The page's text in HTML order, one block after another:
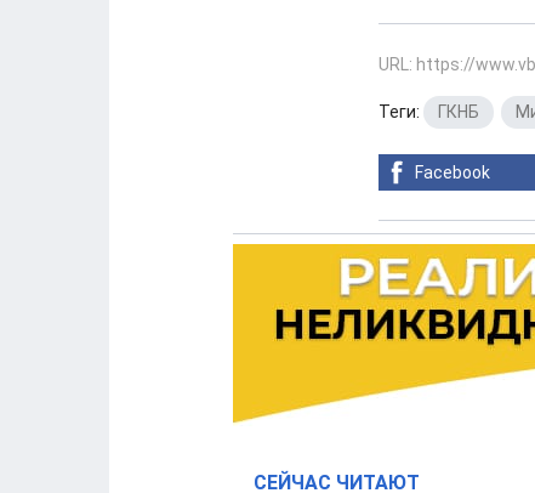
URL: https://
Теги: ГКНБ
Facebook
СЕЙЧАС ЧИТАЮТ